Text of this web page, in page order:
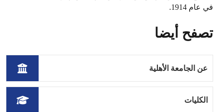
في عام 1914.
تصفح أيضا
عن الجامعة الأهلية
الكليات